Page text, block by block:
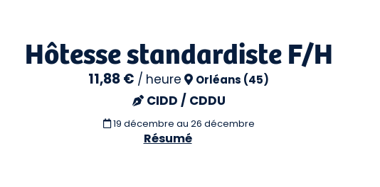
Hôtesse standardiste F/H
11,88 € / heure Orléans (45)
CIDD / CDDU
19 décembre au 26 décembre
Résumé